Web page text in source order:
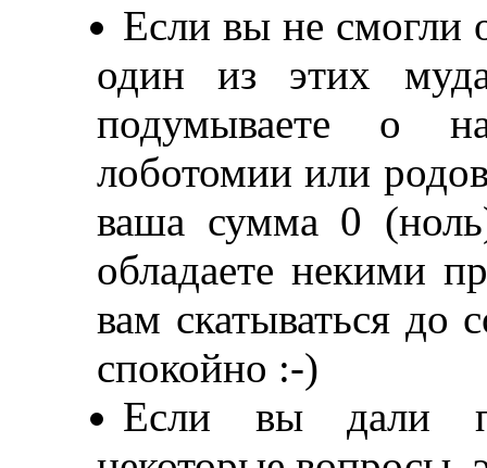
Если вы не смогли
один из этих
подумываете о
лоботомии или
ваша сумма 0
обладаете некими
вам скатываться до
спокойно :-)
Если вы дали